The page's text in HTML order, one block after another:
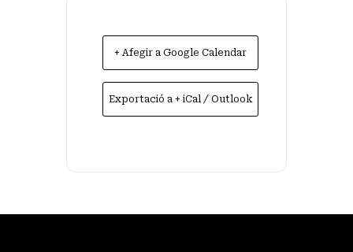
+ Afegir a Google Calendar
Exportació a + iCal / Outlook